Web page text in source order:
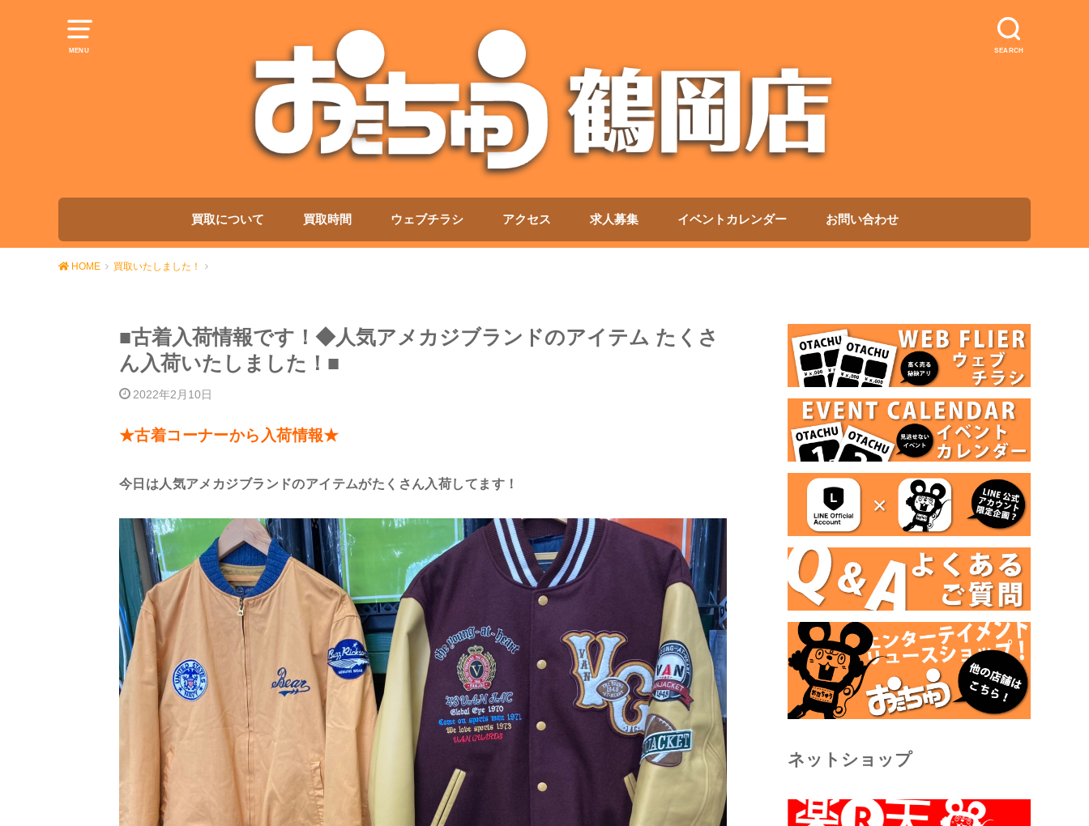
MENU SEARCH
買取について 買取時間 ウェブチラシ アクセス 求人募集 イベントカレンダー お問い合わせ
HOME 買取いたしました！
■古着入荷情報です！◆人気アメカジブランドのアイテム たくさ
ん入荷いたしました！■
2022年2月10日
★古着コーナーから入荷情報★
今日は人気アメカジブランドのアイテムがたくさん入荷してます！
ネットショップ